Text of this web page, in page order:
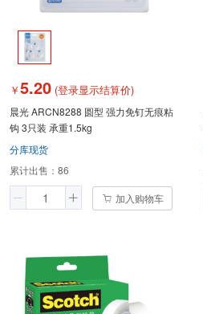
￥5.20 (登录显示结算价)
晨光 ARCN8288 圆型 强力免钉无痕粘
钩 3只装 承重1.5kg
分库现货
累计出售： 86
加入购物车